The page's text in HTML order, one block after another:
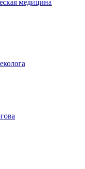
медицина